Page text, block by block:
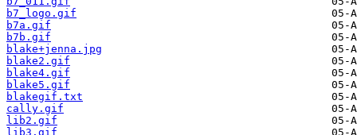
b7_logo.gif
b7a.gif
b7b.gif
blake+jenna.jpg
blake2.gif
blake4.gif
blake5.gif
blakegif.txt
cally.gif
lib2.gif
lib3.gif